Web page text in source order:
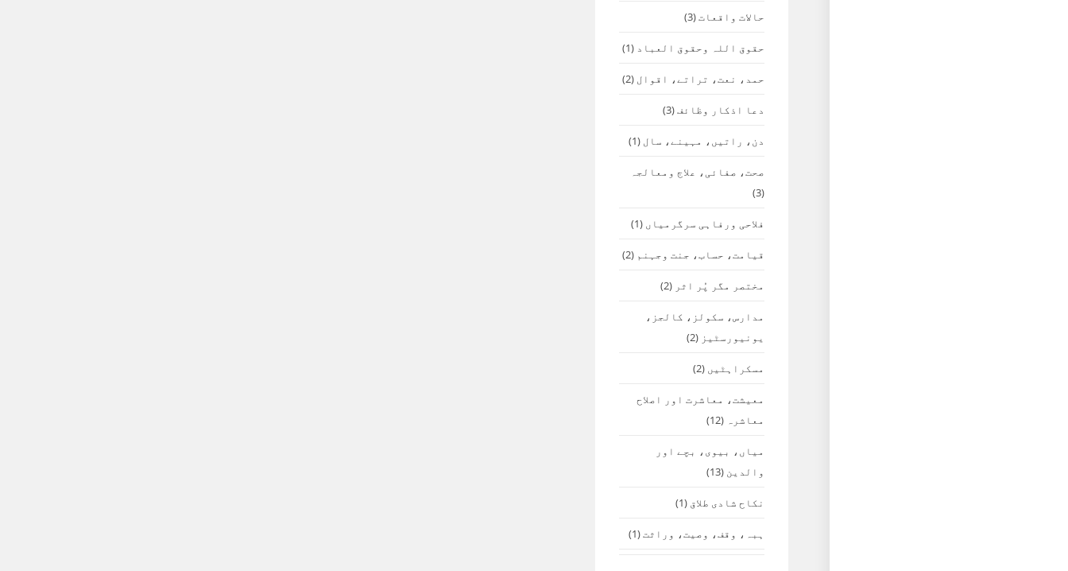
حالات واقعات(3)
حقوق اللہ وحقوق العباد (1)
حمد، نعت، تراتے، اقوال (2)
دعا اذکار وظائف(3)
دن، راتیں، مہینے، سال (1)
صحت، صفائی، علاج ومعالجہ
(3)
فلاحی ورفاہی سرگرمیاں (1)
قیامت، حساب، جنت وجہنم (2)
مختصر مگر پُر اثر (2)
مدارس، سکولز، کالجز،
یونیورسٹیز (2)
مسکراہٹیں (2)
معیشت، معاشرت اور اصلاح
معاشرہ (12)
میاں، بیوی، بچے اور
والدین (13)
نکاح شادی طلاق (1)
ہبہ، وقف، وصیت، وراثت(1)